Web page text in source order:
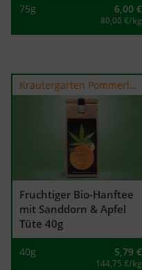
75g 6,00 €
80,00 €/kg
Kräutergarten Pommerland
Fruchtiger Bio-Hanftee
mit Sanddorn & Apfel
Tüte 40g
40g 5,79 €
144,75 €/kg